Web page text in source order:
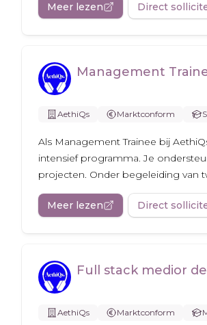
Meer lezen Direct
Management
AethiQs Marktconform
Als Management Trainee bij
intensief programma. Je
projecten. Onder begeleiding van
Meer lezen Direct
Full stack medior
AethiQs Marktconform